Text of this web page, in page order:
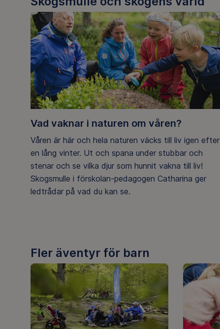
Vad vaknar i naturen om våren?
Våren är här och hela naturen väcks till liv igen efter
en lång vinter. Ut och spana under stubbar och
stenar och se vilka djur som hunnit vakna till liv!
Skogsmulle i förskolan-pedagogen Catharina ger
ledtrådar på vad du kan se.
Fler äventyr för barn